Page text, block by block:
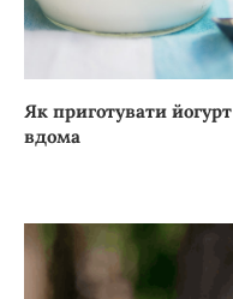
Як приготувати йогурт
вдома